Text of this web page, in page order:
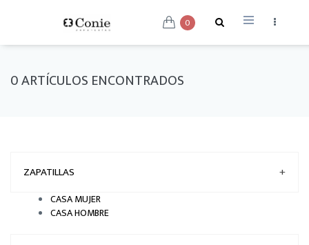
0
0 ARTÍCULOS ENCONTRADOS
ZAPATILLAS +
CASA MUJER
CASA HOMBRE